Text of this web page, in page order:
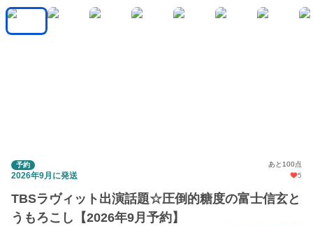
予約 あと100点
2026年9月に発送 5
TBSラヴィット出演話題☆圧倒的糖度の富士信玄と
うもろこし【2026年9月予約】